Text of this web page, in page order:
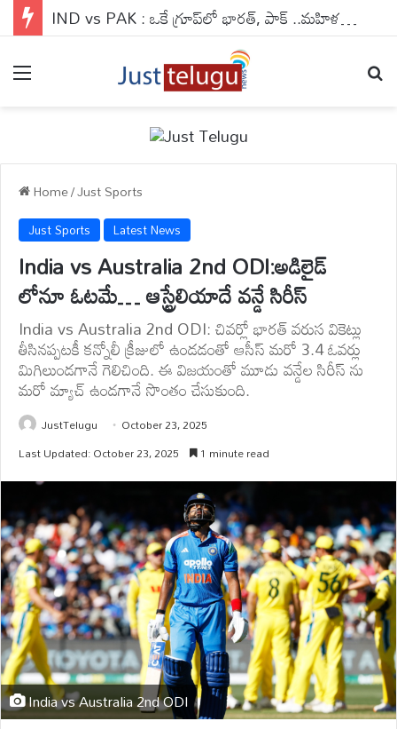
IND vs PAK : ఒకే గ్రూప్‌లో భారత్, పాక్ ..మహిళల ఆసియాకప్ షెడ్యూల్ విడుదల
Home/Just Sports
Just Sports Latest News
India vs Australia 2nd ODI:అడిలైడ్
లోనూ ఓటమే… ఆస్ట్రేలియాదే వన్డే సిరీస్
India vs Australia 2nd ODI: చివర్లో భారత్ వరుస వికెట్లు
తీసినప్పటకీ కన్నోలీ క్రీజులో ఉండడంతో ఆసీస్ మరో 3.4 ఓవర్లు
మిగిలుండగానే గెలిచింది. ఈ విజయంతో మూడు వన్డేల సిరీస్ ను
మరో మ్యాచ్ ఉండగానే సొంతం చేసుకుంది.
JustTelugu
October 23, 2025
Last Updated: October 23, 2025
1 minute read
India vs Australia 2nd ODI